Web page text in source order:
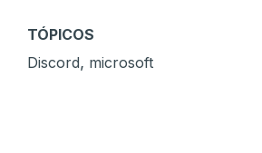
TÓPICOS
Discord, microsoft